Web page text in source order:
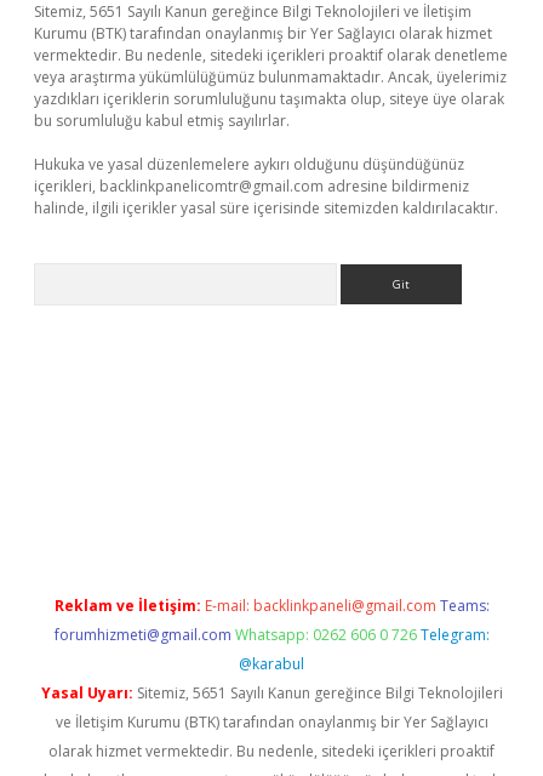
Sitemiz, 5651 Sayılı Kanun gereğince Bilgi Teknolojileri ve İletişim
Kurumu (BTK) tarafından onaylanmış bir Yer Sağlayıcı olarak hizmet
vermektedir. Bu nedenle, sitedeki içerikleri proaktif olarak denetleme
veya araştırma yükümlülüğümüz bulunmamaktadır. Ancak, üyelerimiz
yazdıkları içeriklerin sorumluluğunu taşımakta olup, siteye üye olarak
bu sorumluluğu kabul etmiş sayılırlar.
Hukuka ve yasal düzenlemelere aykırı olduğunu düşündüğünüz
içerikleri, backlinkpanelicomtr@gmail.com adresine bildirmeniz
halinde, ilgili içerikler yasal süre içerisinde sitemizden kaldırılacaktır.
Reklam ve İletişim: E-mail: backlinkpaneli@gmail.com Teams:
forumhizmeti@gmail.com Whatsapp: 0262 606 0 726 Telegram:
@karabul
Yasal Uyarı: Sitemiz, 5651 Sayılı Kanun gereğince Bilgi Teknolojileri
ve İletişim Kurumu (BTK) tarafından onaylanmış bir Yer Sağlayıcı
olarak hizmet vermektedir. Bu nedenle, sitedeki içerikleri proaktif